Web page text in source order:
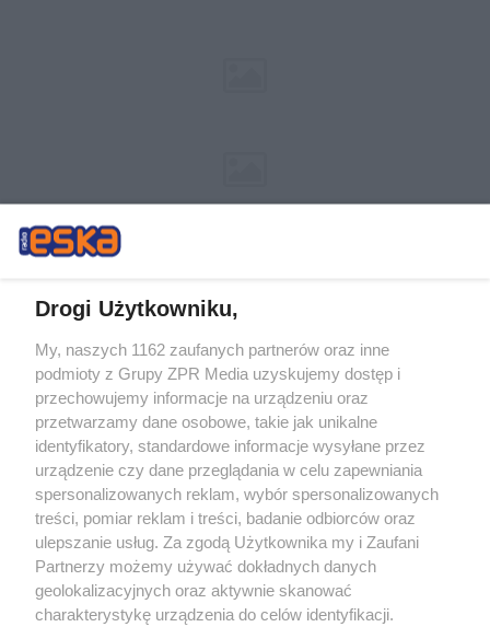
Żaden utwór zamieszczony w serwisie nie może być powielany i
rozpowszechniany lub dalej rozpowszechniany w jakikolwiek sposób (w
tym także elektroniczny lub mechaniczny) na jakimkolwiek polu
eksploatacji w jakiejkolwiek formie, włącznie z umieszczaniem w Internecie
bez pisemnej zgody właściciela praw. Jakiekolwiek użycie lub
wykorzystanie utworów w całości lub w części z naruszeniem prawa, tzn.
bez właściwej zgody, jest zabronione pod groźbą kary i może być ścigane
prawnie.
Drogi Użytkowniku,
My, naszych 1162 zaufanych partnerów oraz inne
podmioty z Grupy ZPR Media uzyskujemy dostęp i
przechowujemy informacje na urządzeniu oraz
przetwarzamy dane osobowe, takie jak unikalne
identyfikatory, standardowe informacje wysyłane przez
urządzenie czy dane przeglądania w celu zapewniania
spersonalizowanych reklam, wybór spersonalizowanych
treści, pomiar reklam i treści, badanie odbiorców oraz
ulepszanie usług. Za zgodą Użytkownika my i Zaufani
Partnerzy możemy używać dokładnych danych
geolokalizacyjnych oraz aktywnie skanować
charakterystykę urządzenia do celów identyfikacji.